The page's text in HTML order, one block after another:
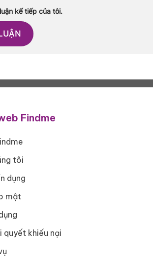
kế tiếp của tôi.
Findme
tôi
dụng
mật
quyết khiếu nại